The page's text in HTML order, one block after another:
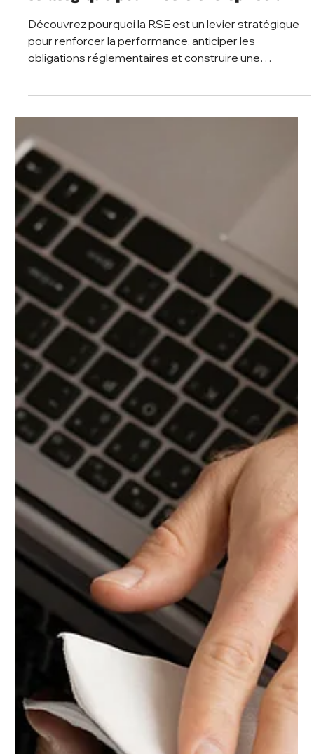
5 min de lecture
Pourquoi la RSE est-elle un levier
stratégique pour votre entreprise ?
Découvrez pourquoi la RSE est un levier stratégique
pour renforcer la performance, anticiper les
obligations réglementaires et construire une
entreprise durable.